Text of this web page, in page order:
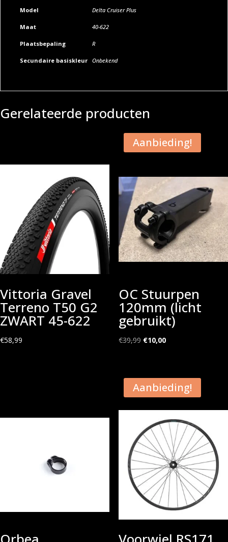
Model Delta Cruiser Plus
Maat 40-622
Plaatsbepaling R
Secundaire basiskleur Onbekend
Gerelateerde producten
Vittoria Gravel
Terreno T50 G2
ZWART 45-622
€58,99
Aanbieding!
OC Stuurpen
120mm (licht
gebruikt)
€39,99 Oorspronkelijke
€39,99.
€10,00Huidige
€10,00.
Aanbieding!